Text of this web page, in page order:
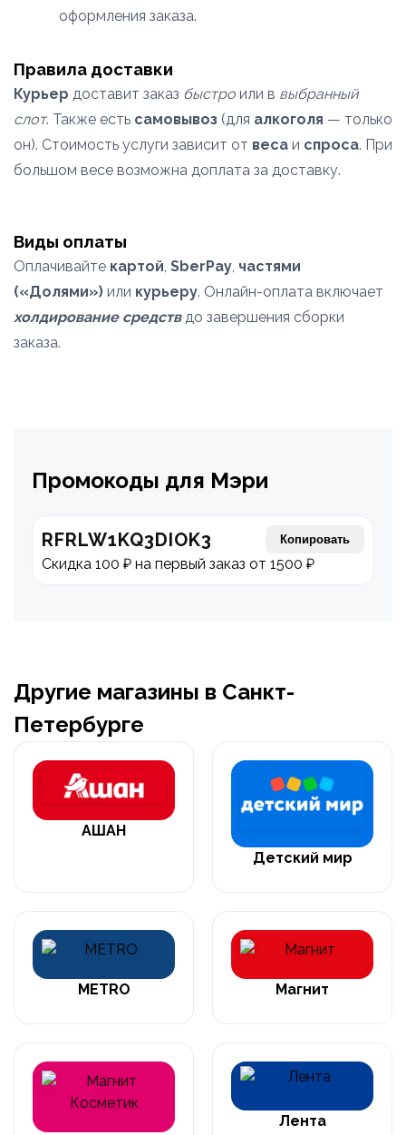
оформления заказа.
Правила доставки
Курьер доставит заказ быстро или в выбранный
слот. Также есть самовывоз (для алкоголя — только
он). Стоимость услуги зависит от веса и спроса. При
большом весе возможна доплата за доставку.
Виды оплаты
Оплачивайте картой, SberPay, частями
(«Долями») или курьеру. Онлайн-оплата включает
холдирование средствдо завершения сборки
заказа.
Промокоды для Мэри
RFRLW1KQ3DIOK3 Копировать
Скидка 100 ₽ на первый заказ от 1500 ₽
Другие магазины в Санкт-
Петербурге
АШАН
Детский мир
METRO Магнит
Лента